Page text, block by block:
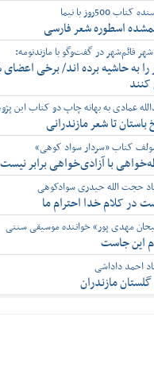
500روز با نیما
اسطوره شعر فارسی
قائم‌شهر در گفت‌و‌گو با مازندنومه:
را به حاشیه برده اند/ برخی
عمادی به بهانه چاپ دو کتاب این
باستان تا شعر مازندرانی
کتاب «سردار سواد کوهی»
با آزادی‌خواهی برابر نیست
حجت الله حیدری سوادکوهی
در کلام خدا احترام ما
مهدی پور» خواننده موسیقی سنتی
این جاست
احمد داداشی
مازندران